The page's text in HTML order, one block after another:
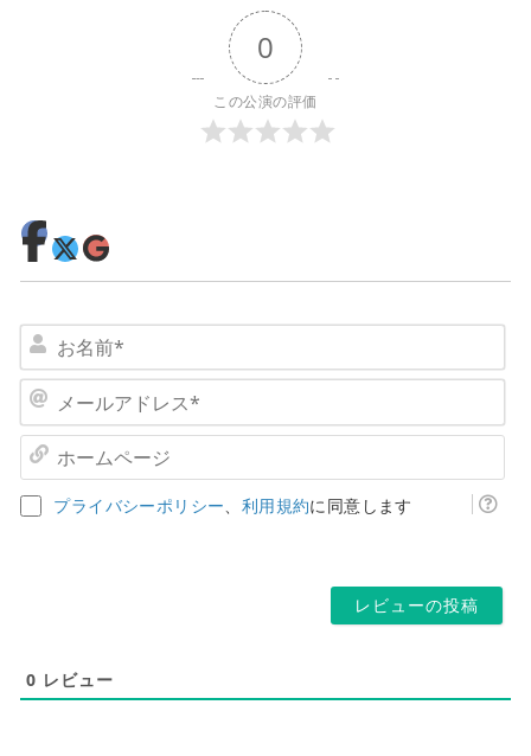
0
この公演の評価
名
ア
ー
プライバシーポリシー、 利用規約に同意します
0 レビュー